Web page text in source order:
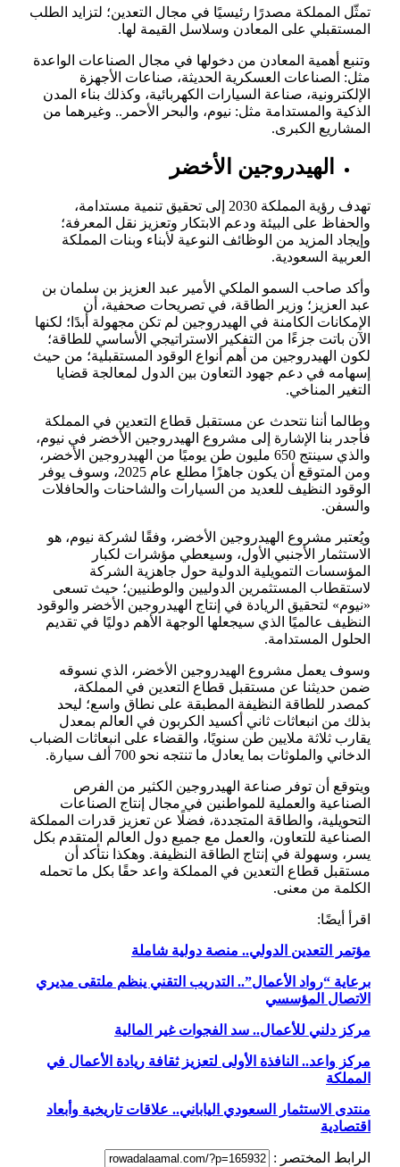
تمثّل المملكة مصدرًا رئيسيًا في مجال التعدين؛ لتزايد الطلب
المستقبلي على المعادن وسلاسل القيمة لها.
وتنبع أهمية المعادن من دخولها في مجال الصناعات الواعدة
مثل: الصناعات العسكرية الحديثة، صناعات الأجهزة
الإلكترونية، صناعة السيارات الكهربائية، وكذلك بناء المدن
الذكية والمستدامة مثل: نيوم، والبحر الأحمر.. وغيرهما من
المشاريع الكبرى.
الهيدروجين الأخضر
تهدف رؤية المملكة 2030 إلى تحقيق تنمية مستدامة،
والحفاظ على البيئة ودعم الابتكار وتعزيز نقل المعرفة؛
وإيجاد المزيد من الوظائف النوعية لأبناء وبنات المملكة
العربية السعودية.
وأكد صاحب السمو الملكي الأمير عبد العزيز بن سلمان بن
عبد العزيز؛ وزير الطاقة، في تصريحات صحفية، أن
الإمكانات الكامنة في الهيدروجين لم تكن مجهولة أبدًا؛ لكنها
الآن باتت جزءًا من التفكير الاستراتيجي الأساسي للطاقة؛
لكون الهيدروجين من أهم أنواع الوقود المستقبلية؛ من حيث
إسهامه في دعم جهود التعاون بين الدول لمعالجة قضايا
التغير المناخي.
وطالما أننا نتحدث عن مستقبل قطاع التعدين في المملكة
فأجدر بنا الإشارة إلى مشروع الهيدروجين الأخضر في نيوم،
والذي سينتج 650 مليون طن يوميًا من الهيدروجين الأخضر،
ومن المتوقع أن يكون جاهزًا مطلع عام 2025، وسوف يوفر
الوقود النظيف للعديد من السيارات والشاحنات والحافلات
والسفن.
ويُعتبر مشروع الهيدروجين الأخضر، وفقًا لشركة نيوم، هو
الاستثمار الأجنبي الأول، وسيعطي مؤشرات لكبار
المؤسسات التمويلية الدولية حول جاهزية الشركة
لاستقطاب المستثمرين الدوليين والوطنيين؛ حيث تسعى
«نيوم» لتحقيق الريادة في إنتاج الهيدروجين الأخضر والوقود
النظيف عالميًا الذي سيجعلها الوجهة الأهم دوليًا في تقديم
الحلول المستدامة.
وسوف يعمل مشروع الهيدروجين الأخضر، الذي نسوقه
ضمن حديثنا عن مستقبل قطاع التعدين في المملكة،
كمصدر للطاقة النظيفة المطبقة على نطاق واسع؛ ليحد
بذلك من انبعاثات ثاني أكسيد الكربون في العالم بمعدل
يقارب ثلاثة ملايين طن سنويًا، والقضاء على انبعاثات الضباب
الدخاني والملوثات بما يعادل ما تنتجه نحو 700 ألف سيارة.
ويتوقع أن توفر صناعة الهيدروجين الكثير من الفرص
الصناعية والعملية للمواطنين في مجال إنتاج الصناعات
التحويلية، والطاقة المتجددة، فضلًا عن تعزيز قدرات المملكة
الصناعية للتعاون، والعمل مع جميع دول العالم المتقدم بكل
يسر، وسهولة في إنتاج الطاقة النظيفة. وهكذا نتأكد أن
مستقبل قطاع التعدين في المملكة واعد حقًا بكل ما تحمله
الكلمة من معنى.
اقرأ أيضًا:
مؤتمر التعدين الدولي.. منصة دولية شاملة
برعاية “رواد الأعمال”.. التدريب التقني ينظم ملتقى مديري
الاتصال المؤسسي
مركز دلني للأعمال.. سد الفجوات غير المالية
مركز واعد.. النافذة الأولى لتعزيز ثقافة ريادة الأعمال في
المملكة
منتدى الاستثمار السعودي الياباني.. علاقات تاريخية وأبعاد
اقتصادية
الرابط المختصر :